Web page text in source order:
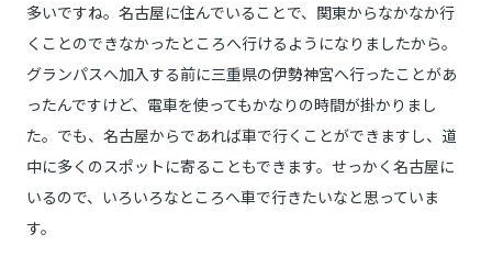
多いですね。名古屋に住んでいることで、関東からなかなか行
くことのできなかったところへ行けるようになりましたから。
グランパスへ加入する前に三重県の伊勢神宮へ行ったことがあ
ったんですけど、電車を使ってもかなりの時間が掛かりまし
た。でも、名古屋からであれば車で行くことができますし、道
中に多くのスポットに寄ることもできます。せっかく名古屋に
いるので、いろいろなところへ車で行きたいなと思っていま
す。